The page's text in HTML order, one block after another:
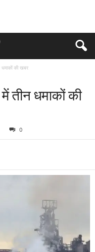
धमाकों की खबर
तीन धमाकों की
0